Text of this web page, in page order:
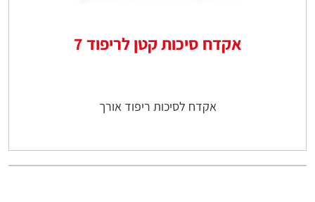
אקדח סיכות קטן לריפוד 7
אקדח לסיכות ריפוד אורך